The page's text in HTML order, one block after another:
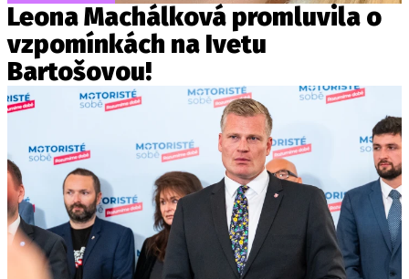
Leona Machálková promluvila o
vzpomínkách na Ivetu
Bartošovou!